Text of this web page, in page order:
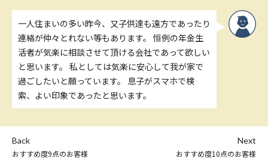
一人住まいの多い昨今、又子供達も遠方であったり
連絡が仲々とれない等もあります。 恒例の年金生
活者が気楽に相談させて頂ける会社であって欲しい
と思います。 私としては気楽に安心して我が家で
過ごしたいと願っています。 息子がスマホで検
索、よい印象であったと思います。
Back
おすすめ度9点のお客様
Next
おすすめ度10点のお客様